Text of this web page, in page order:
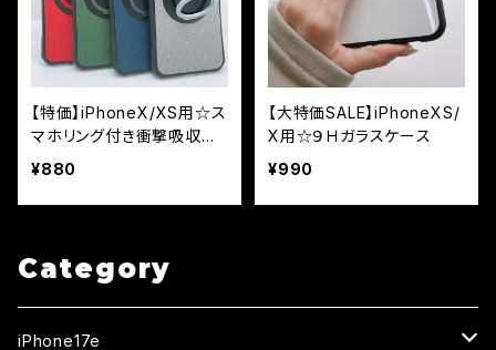
【特価】iPhoneX/XS用☆ス
マホリング付き衝撃吸収ケ
ース
¥880
【大特価SALE】iPhoneXS/
X用☆９Ｈガラスケース
¥990
Category
iPhone17e